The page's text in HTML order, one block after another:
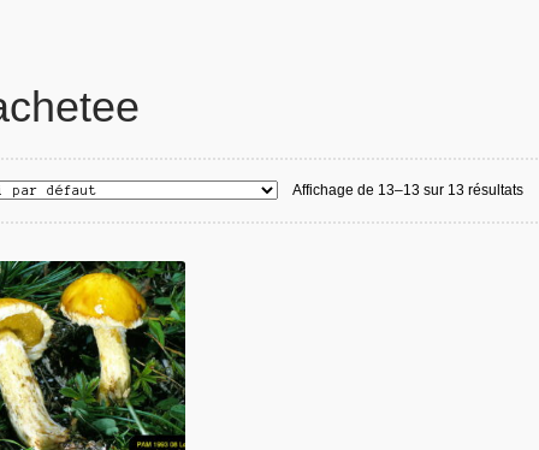
Affichage de 13–13 sur 13 résultats